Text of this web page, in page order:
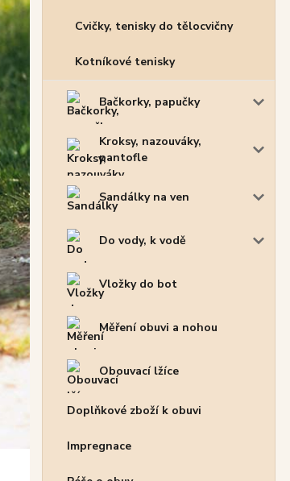
Cvičky, tenisky do tělocvičny
Kotníkové tenisky
Bačkorky, papučky
Kroksy, nazouváky,
pantofle
Sandálky na ven
Do vody, k vodě
Vložky do bot
Měření obuvi a nohou
Obouvací lžíce
Doplňkové zboží k obuvi
Impregnace